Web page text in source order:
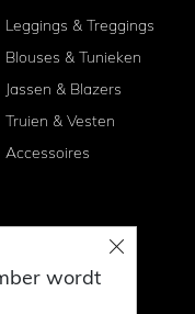
Leggings & Treggings
Blouses & Tunieken
Jassen & Blazers
Truien & Vesten
Accessoires
wordt